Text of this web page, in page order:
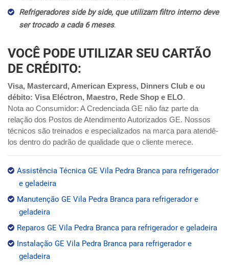
Refrigeradores side by side, que utilizam filtro interno deve
ser trocado a cada 6 meses.
VOCÊ PODE UTILIZAR SEU CARTÃO
DE CRÉDITO:
Visa, Mastercard, American Express, Dinners Club e ou
débito: Visa Eléctron, Maestro, Rede Shop e ELO.
Nota ao Consumidor: A Credenciada GE não faz parte da
relação dos Postos de Atendimento Autorizados GE. Nossos
técnicos são treinados e especializados na marca para atendê-
los dentro do padrão de qualidade que o cliente merece.
Assistência Técnica GE Vila Pedra Branca para refrigerador
e geladeira
Manutenção GE Vila Pedra Branca para refrigerador e
geladeira
Reparos GE Vila Pedra Branca para refrigerador e geladeira
Instalação GE Vila Pedra Branca para refrigerador e
geladeira